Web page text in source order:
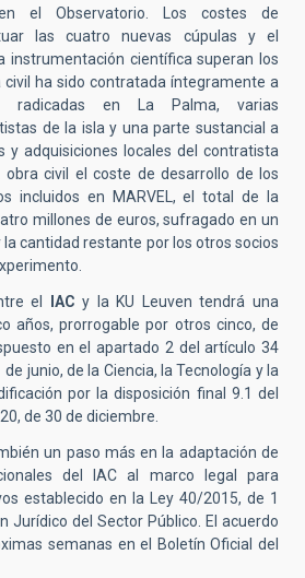
el Observatorio. Los costes de
las cuatro nuevas cúpulas y el
instrumentación científica superan los
civil ha sido contratada íntegramente a
radicadas en La Palma, varias
de la isla y una parte sustancial a
y adquisiciones locales del contratista
obra civil el coste de desarrollo de los
incluidos en MARVEL, el total de la
millones de euros, sufragado en un
la cantidad restante por los otros socios
el IAC y la KU Leuven tendrá una
años, prorrogable por otros cinco, de
en el apartado 2 del artículo 34
junio, de la Ciencia, la Tecnología y la
por la disposición final 9.1 del
de 30 de diciembre.
un paso más en la adaptación de
del IAC al marco legal para
establecido en la Ley 40/2015, de 1
Jurídico del Sector Público. El acuerdo
semanas en el Boletín Oficial del